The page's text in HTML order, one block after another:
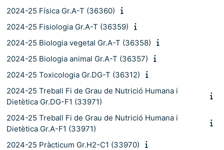
2024-25 Física Gr.A-T (36360)
2024-25 Fisiologia Gr.A-T (36359)
2024-25 Biologia vegetal Gr.A-T (36358)
2024-25 Biologia animal Gr.A-T (36357)
2024-25 Toxicologia Gr.DG-T (36312)
2024-25 Treball Fi de Grau de Nutrició Humana i
Dietètica Gr.DG-F1 (33971)
2024-25 Treball Fi de Grau de Nutrició Humana i
Dietètica Gr.A-F1 (33971)
2024-25 Pràcticum Gr.H2-C1 (33970)